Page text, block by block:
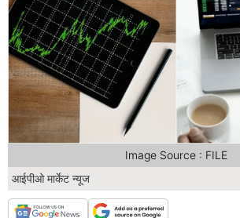
आईपीओ मार्केट न्यूज
Image Source : FILE